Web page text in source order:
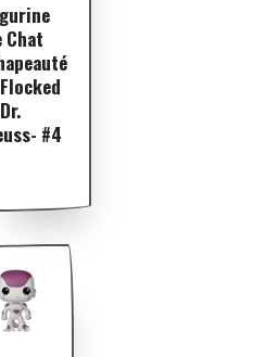
Chat
#4